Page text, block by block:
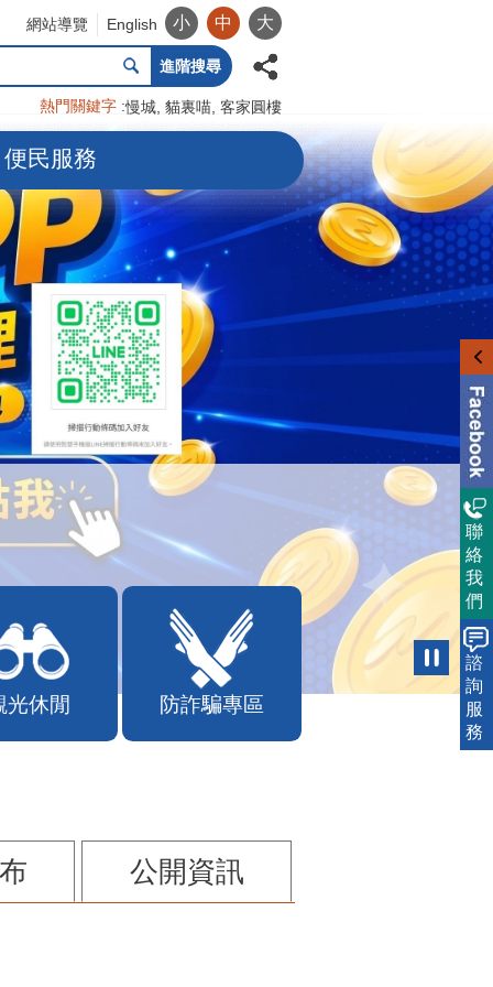
網站導覽 English 小 中 大
進階搜尋
熱門關鍵字 慢城 貓裏喵 客家圓樓
便民服務
光休閒 防詐騙專區
公開資訊
聯
絡
我
們
諮
詢
服
務